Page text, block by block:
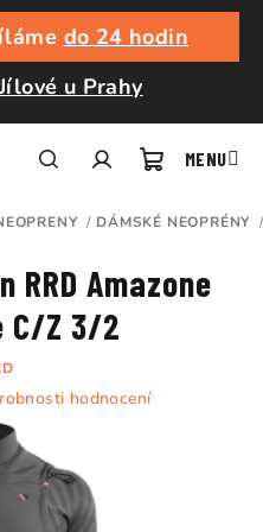
do 24 hodin
u Prahy
/ DÁMSKÉ NEOPRÉNY /
RRD Amazone
C/Z 3/2
hodnocení